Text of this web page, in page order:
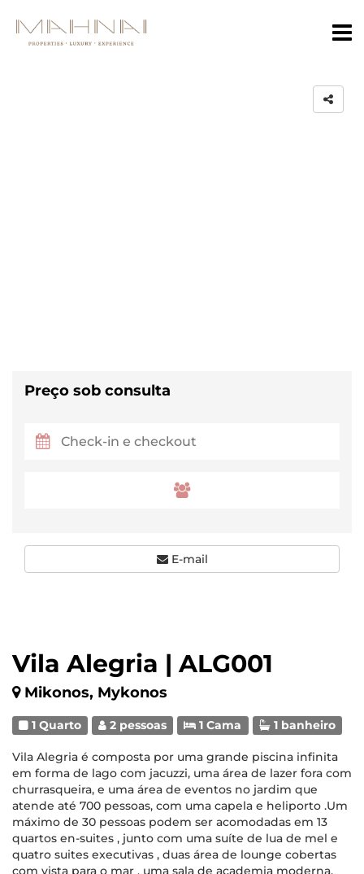
Vila Alegria | ALG001
Mikonos, Mykonos
1 Quarto 2 pessoas 1 Cama 1 banheiro
Vila Alegria é composta por uma grande piscina infinita
em forma de lago com jacuzzi, uma área de lazer fora com
churrasqueira, e uma área de eventos no jardim que
atende até 700 pessoas, com uma capela e heliporto .Um
máximo de 30 pessoas podem ser acomodadas em 13
quartos en-suites , junto com uma suíte de lua de mel e
quatro suites executivas , duas área de lounge cobertas
com vista para o mar , uma sala de academia moderna,
Preço sob consulta
E-mail